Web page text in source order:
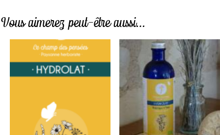
Vous aimerez peut-être aussi…